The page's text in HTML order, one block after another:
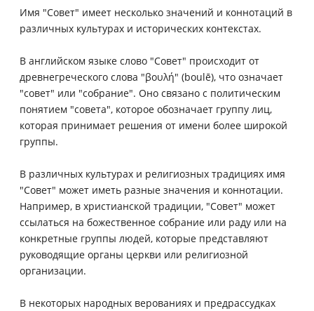
Имя "Совет" имеет несколько значений и коннотаций в
различных культурах и исторических контекстах.
В английском языке слово "Совет" происходит от
древнегреческого слова "βουλή" (boulē), что означает
"совет" или "собрание". Оно связано с политическим
понятием "совета", которое обозначает группу лиц,
которая принимает решения от имени более широкой
группы.
В различных культурах и религиозных традициях имя
"Совет" может иметь разные значения и коннотации.
Например, в христианской традиции, "Совет" может
ссылаться на божественное собрание или раду или на
конкретные группы людей, которые представляют
руководящие органы церкви или религиозной
организации.
В некоторых народных верованиях и предрассудках